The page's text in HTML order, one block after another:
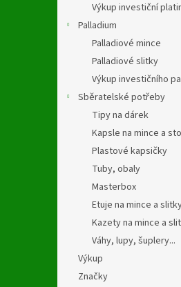
Výkup investiční
Palladium
Palladiové mince
Palladiové slitky
Výkup investičního
Sběratelské potřeby
Tipy na dárek
Kapsle na mince a
Plastové kapsičky
Tuby, obaly
Masterbox
Etuje na mince a
Kazety na mince a
Váhy, lupy, šuplery...
Výkup
Značky